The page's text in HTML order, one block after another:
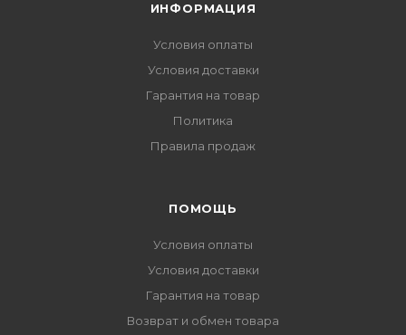
ИНФОРМАЦИЯ
Условия оплаты
Условия доставки
Гарантия на товар
Политика
Правила продаж
ПОМОЩЬ
Условия оплаты
Условия доставки
Гарантия на товар
Возврат и обмен товара